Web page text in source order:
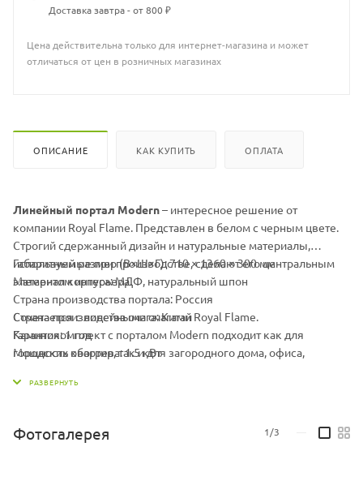
громкости создает дополнительный комфорт и уют. Вы также
можете выбрать одно из пяти цветовых решений пламени, чтобы
защиты I, что гарантирует его безопасность в использовании.
Характеристика:
Доставка завтра - от 800 ₽
Цена действительна только для интернет-магазина и может
отличаться от цен в розничных магазинах
ОПИСАНИЕ КАК КУПИТЬ ОПЛАТА
Линейный портал Modern– интересное решение от
компании Royal Flame. Представлен в белом с черным цвете.
Строгий сдержанный дизайн и натуральные материалы,
используемые при производстве, сделают его центральным
элементом интерьера.
Сочетается с линейными очагами Royal Flame.
Каминокомплект с порталом Modern подходит как для
городских квартир, так и для загородного дома, офиса,
уникальное устройство, которое сочетает в себе не только
функцию обогрева, но и визуальное удовольствие от
Габаритный размер (В×Ш×Г): 710 × 1360 × 300 мм
Материал корпуса: МДФ, натуральный шпон
Страна производства портала: Россия
Страна производства очага: Китай
Гарантия: 1 год
Мощность обогрева: 1.5 кВт
Фотогалерея 1/3